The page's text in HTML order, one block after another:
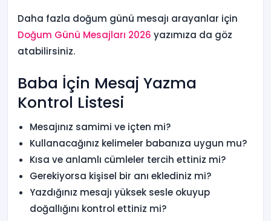
Daha fazla doğum günü mesajı arayanlar için
Doğum Günü Mesajları 2026 yazımıza da göz
atabilirsiniz.
Baba İçin Mesaj Yazma
Kontrol Listesi
Mesajınız samimi ve içten mi?
Kullanacağınız kelimeler babanıza uygun mu?
Kısa ve anlamlı cümleler tercih ettiniz mi?
Gerekiyorsa kişisel bir anı eklediniz mi?
Yazdığınız mesajı yüksek sesle okuyup
doğallığını kontrol ettiniz mi?